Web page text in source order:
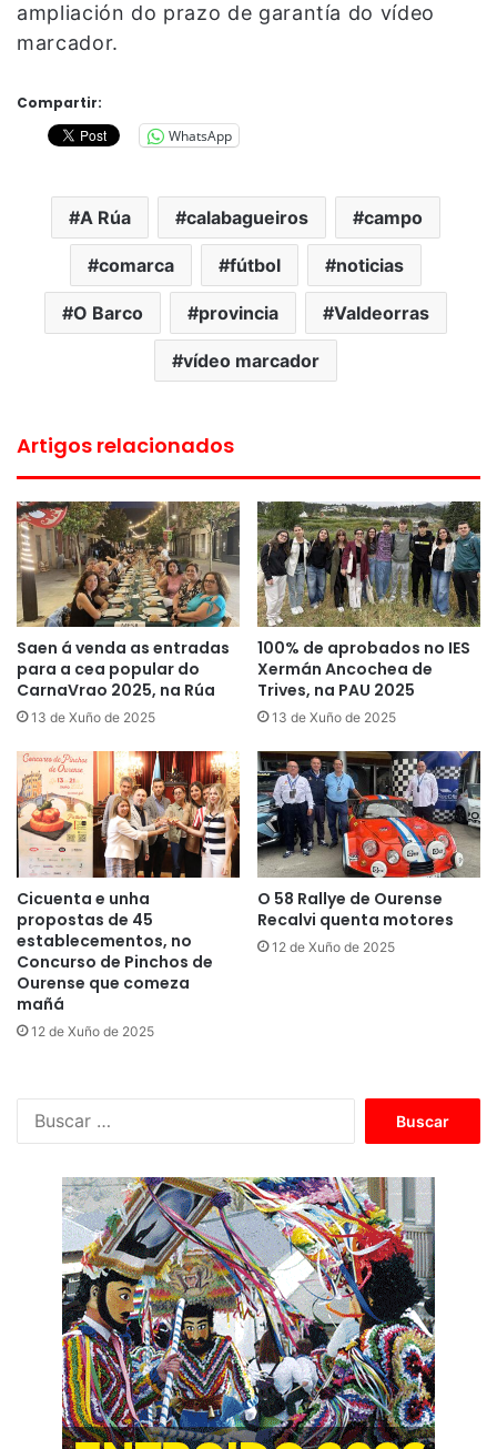
ampliación do prazo de garantía do vídeo
marcador.
Compartir:
WhatsApp
A Rúa calabagueiros campo
comarca fútbol noticias
O Barco provincia Valdeorras
vídeo marcador
Artigos relacionados
Saen á venda as entradas
para a cea popular do
CarnaVrao 2025, na Rúa
13 de Xuño de 2025
100% de aprobados no IES
Xermán Ancochea de
Trives, na PAU 2025
13 de Xuño de 2025
Cicuenta e unha
propostas de 45
establecementos, no
Concurso de Pinchos de
Ourense que comeza
mañá
12 de Xuño de 2025
O 58 Rallye de Ourense
Recalvi quenta motores
12 de Xuño de 2025
c
a
r
: